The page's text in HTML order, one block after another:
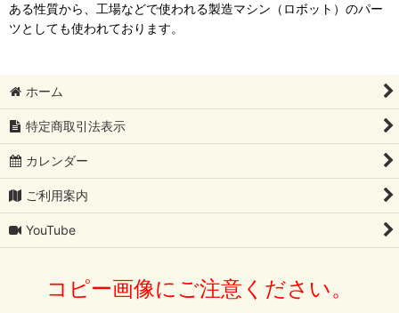
ある性質から、工場などで使われる製造マシン（ロボット）のパー
ツとしても使われております。
ホーム
特定商取引法表示
カレンダー
ご利用案内
YouTube
コピー画像にご注意ください。